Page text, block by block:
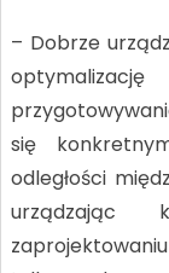
– Dobrze
się
odległości
urządzając